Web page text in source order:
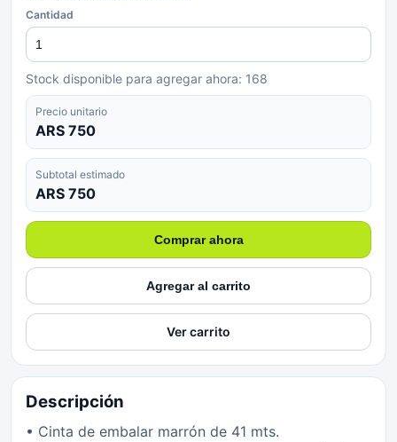
Cantidad
Stock disponible para agregar ahora: 168
Precio unitario
ARS 750
Subtotal estimado
ARS 750
Comprar ahora
Agregar al carrito
Ver carrito
Descripción
• Cinta de embalar marrón de 41 mts.